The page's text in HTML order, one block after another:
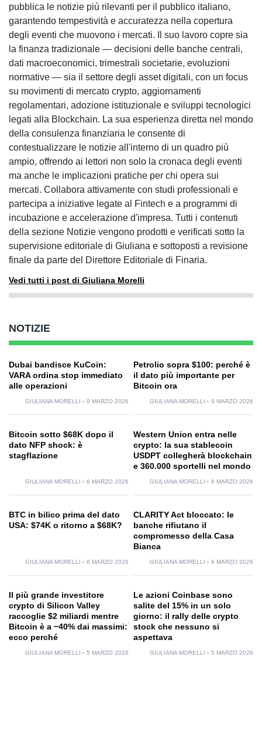
pubblica le notizie più rilevanti per il pubblico italiano,
garantendo tempestività e accuratezza nella copertura
degli eventi che muovono i mercati. Il suo lavoro copre sia
la finanza tradizionale — decisioni delle banche centrali,
dati macroeconomici, trimestrali societarie, evoluzioni
normative — sia il settore degli asset digitali, con un focus
su movimenti di mercato crypto, aggiornamenti
regolamentari, adozione istituzionale e sviluppi tecnologici
legati alla Blockchain. La sua esperienza diretta nel mondo
della consulenza finanziaria le consente di
contestualizzare le notizie all'interno di un quadro più
ampio, offrendo ai lettori non solo la cronaca degli eventi
ma anche le implicazioni pratiche per chi opera sui
mercati. Collabora attivamente con studi professionali e
partecipa a iniziative legate al Fintech e a programmi di
incubazione e accelerazione d'impresa. Tutti i contenuti
della sezione Notizie vengono prodotti e verificati sotto la
supervisione editoriale di Giuliana e sottoposti a revisione
finale da parte del Direttore Editoriale di Finaria.
Vedi tutti i post di Giuliana Morelli
NOTIZIE
Dubai bandisce KuCoin:
VARA ordina stop immediato
alle operazioni
GIULIANA MORELLI 9 MARZO 2026
Petrolio sopra $100: perché è
il dato più importante per
Bitcoin ora
GIULIANA MORELLI 9 MARZO 2026
Bitcoin sotto $68K dopo il
dato NFP shock: è
stagflazione
GIULIANA MORELLI 6 MARZO 2026
Western Union entra nelle
crypto: la sua stablecoin
USDPT collegherà blockchain
e 360.000 sportelli nel mondo
GIULIANA MORELLI 6 MARZO 2026
BTC in bilico prima del dato
USA: $74K o ritorno a $68K?
GIULIANA MORELLI 6 MARZO 2026
CLARITY Act bloccato: le
banche rifiutano il
compromesso della Casa
Bianca
GIULIANA MORELLI 6 MARZO 2026
Il più grande investitore
crypto di Silicon Valley
raccoglie $2 miliardi mentre
Bitcoin è a −40% dai massimi:
ecco perché
GIULIANA MORELLI 5 MARZO 2026
Le azioni Coinbase sono
salite del 15% in un solo
giorno: il rally delle crypto
stock che nessuno si
aspettava
GIULIANA MORELLI 5 MARZO 2026